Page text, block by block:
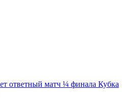
ответный матч ¼ финала Кубка